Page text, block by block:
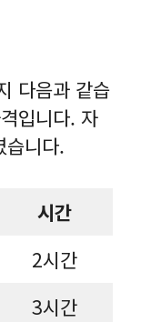
다음과 같습
입니다. 자
습니다.
시간
2시간
3시간